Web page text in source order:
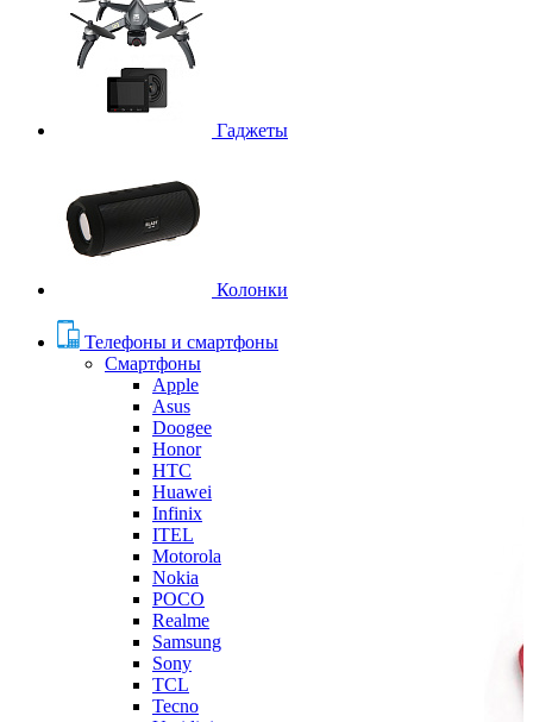
Гаджеты
Колонки
Телефоны и смартфоны
Смартфоны
Apple
Asus
Doogee
Honor
HTC
Huawei
Infinix
ITEL
Motorola
Nokia
POCO
Realme
Samsung
Sony
TCL
Tecno